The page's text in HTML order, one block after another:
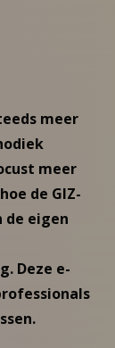
meer
meer
de GIZ-
eigen
Deze e-